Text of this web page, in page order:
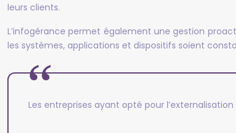
leurs clients.
L’infogérance permet également une gestion
les systèmes, applications et dispositifs soient
Les entreprises ayant opté pour